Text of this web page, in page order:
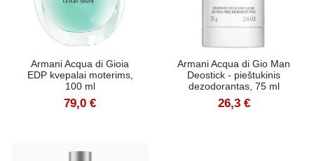
Armani Acqua di Gioia
EDP kvepalai moterims,
100 ml
79,0 €
Armani Acqua di Gio Man
Deostick - pieštukinis
dezodorantas, 75 ml
26,3 €